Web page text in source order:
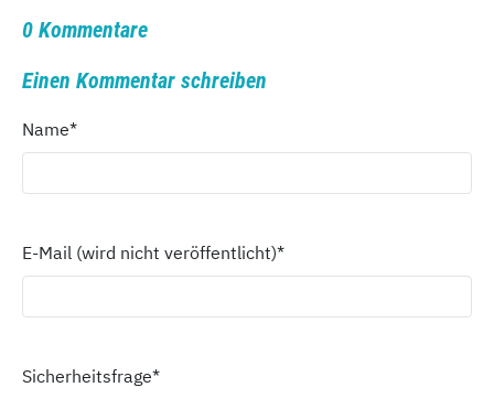
0 Kommentare
Einen Kommentar schreiben
Name*
E-Mail (wird nicht veröffentlicht)*
Sicherheitsfrage*